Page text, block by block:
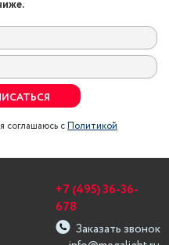
соглашаюсь сПолитикой
+7 (495) 36-36-
678
Заказать звонок